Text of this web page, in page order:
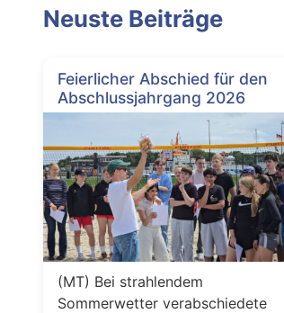
Neuste Beiträge
Feierlicher Abschied für den
Abschlussjahrgang 2026
(MT) Bei strahlendem
Sommerwetter verabschiedete